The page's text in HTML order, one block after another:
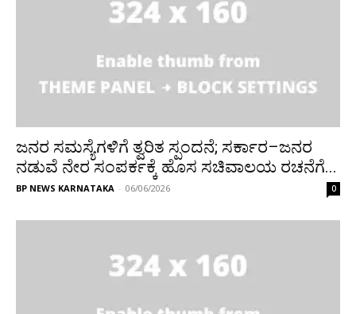
ಜನರ ಸಮಸ್ಯೆಗಳಿಗೆ ತ್ವರಿತ ಸ್ಪಂದನೆ; ಸರ್ಕಾರ–ಜನರ
ನಡುವೆ ನೇರ ಸಂಪರ್ಕಕ್ಕೆ ಹೊಸ ಸಚಿವಾಲಯ ರಚನೆಗೆ...
BP NEWS KARNATAKA - 06/06/2026 0